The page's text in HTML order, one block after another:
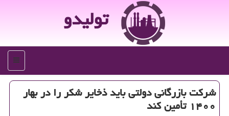
تولیدو
منو
شركت بازرگانی دولتی باید ذخایر شكر را در بهار
۱۴۰۰ تأمین كند